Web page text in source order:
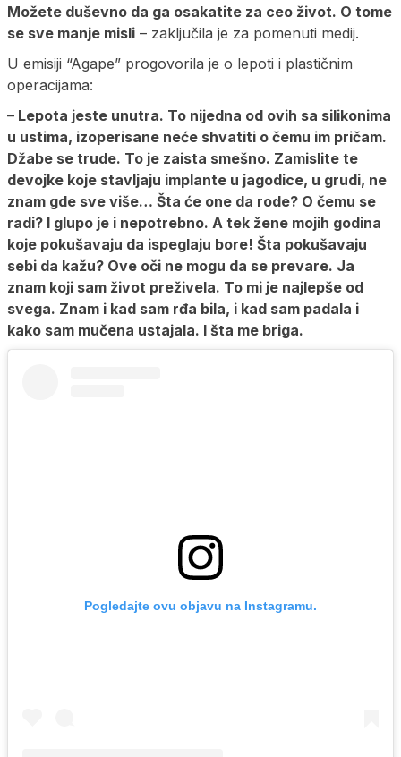
Možete duševno da ga osakatite za ceo život. O tome
se sve manje misli – zaključila je za pomenuti medij.
U emisiji “Agape” progovorila je o lepoti i plastičnim
operacijama:
– Lepota jeste unutra. To nijedna od ovih sa silikonima
u ustima, izoperisane neće shvatiti o čemu im pričam.
Džabe se trude. To je zaista smešno. Zamislite te
devojke koje stavljaju implante u jagodice, u grudi, ne
znam gde sve više… Šta će one da rode? O čemu se
radi? I glupo je i nepotrebno. A tek žene mojih godina
koje pokušavaju da ispeglaju bore! Šta pokušavaju
sebi da kažu? Ove oči ne mogu da se prevare. Ja
znam koji sam život preživela. To mi je najlepše od
svega. Znam i kad sam rđa bila, i kad sam padala i
kako sam mučena ustajala. I šta me briga.
Pogledajte ovu objavu na Instagramu.